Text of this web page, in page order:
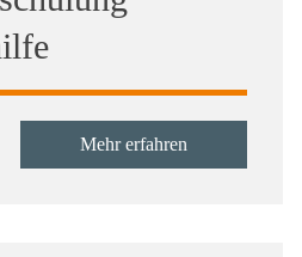
Mehr erfahren